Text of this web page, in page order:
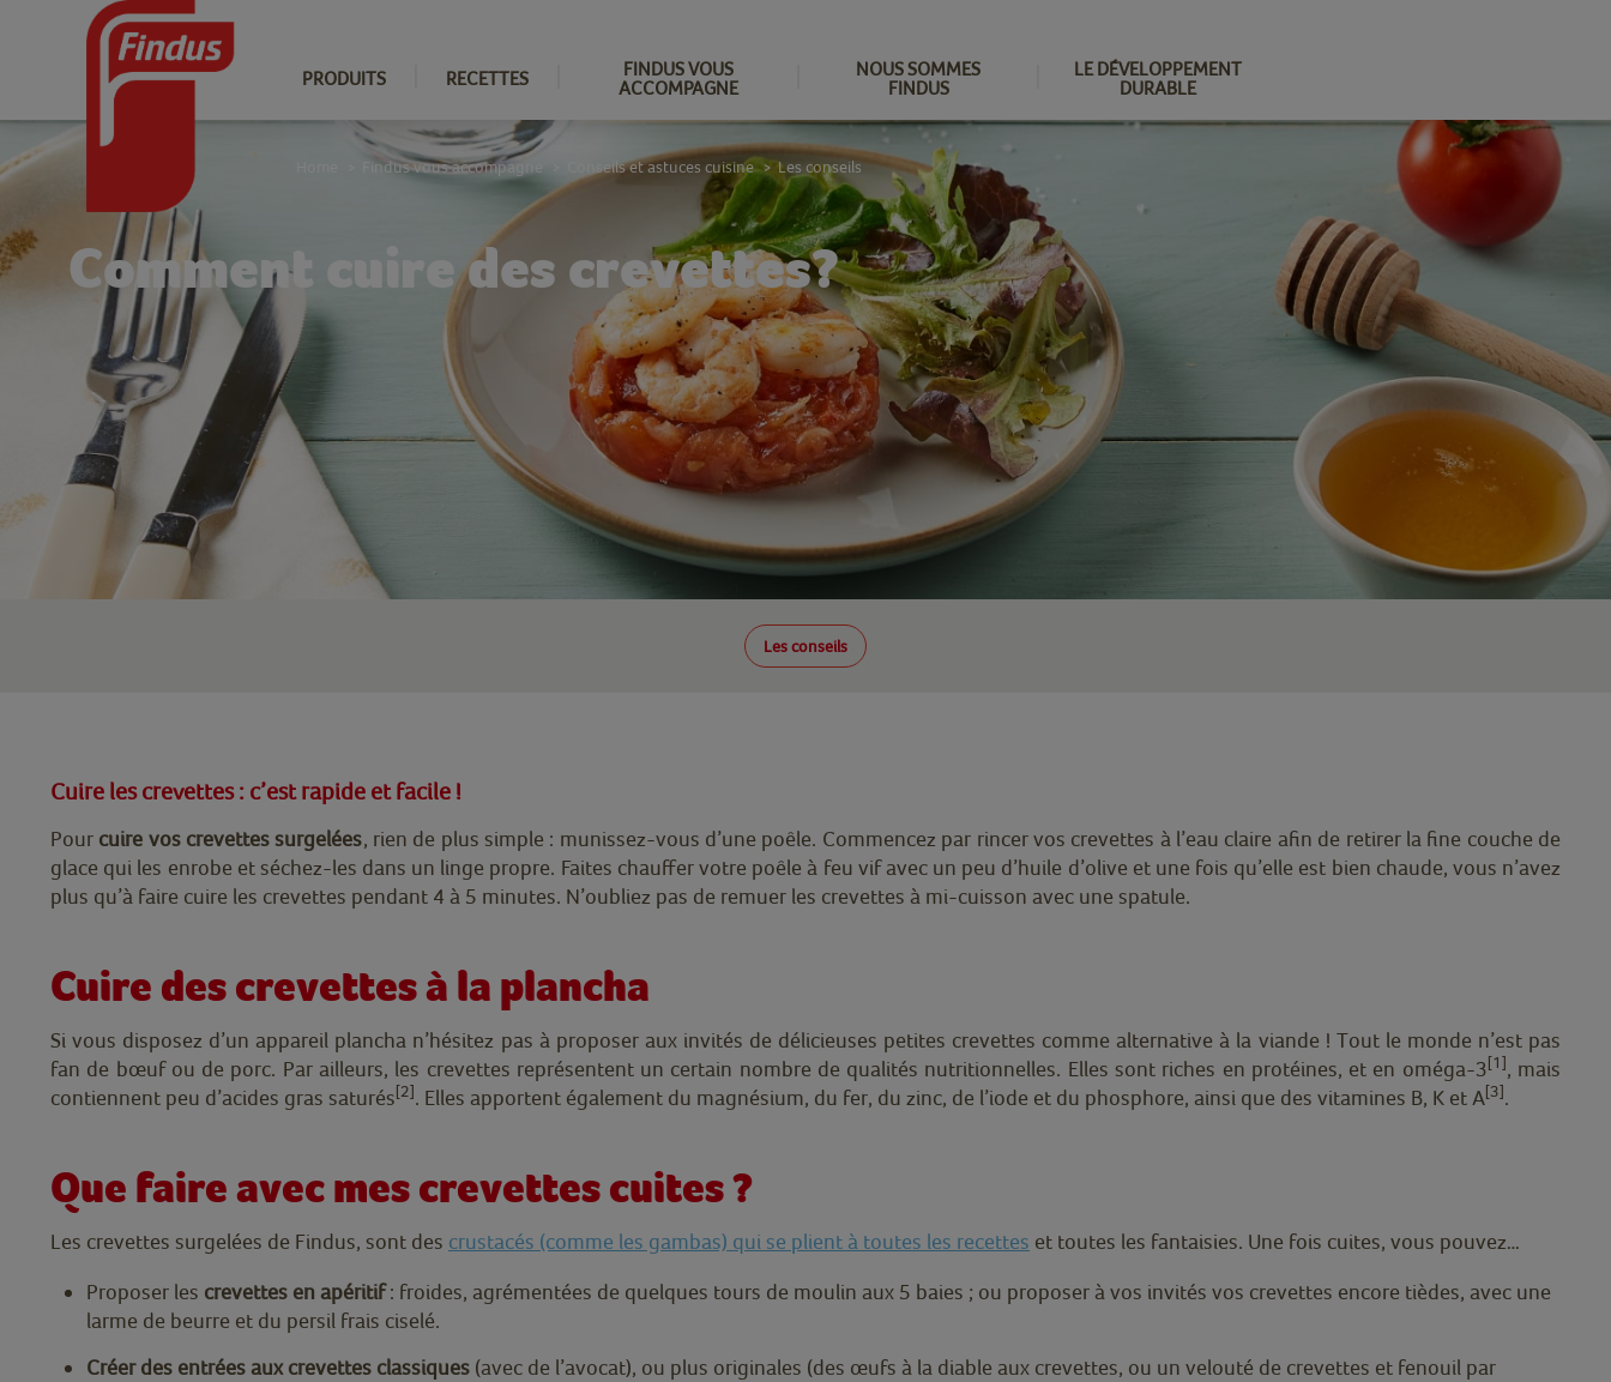
PRODUITS RECETTES
FINDUS VOUS
ACCOMPAGNE
NOUS SOMMES
FINDUS
LE DÉVELOPPEMENT
DURABLE
Comment cuire des crevettes?
Les conseils
Findus vous accompagne Conseils et astuces cuisine > Les conseils
Cuire les crevettes : c’est rapide et facile !
Pour cuire vos crevettes surgelées, rien de plus simple : munissez-vous d’une poêle. Commencez par rincer vos crevettes à l’eau claire afin de retirer la fine couche de
glace qui les enrobe et séchez-les dans un linge propre. Faites chauffer votre poêle à feu vif avec un peu d’huile d’olive et une fois qu’elle est bien chaude, vous n’avez
plus qu’à faire cuire les crevettes pendant 4 à 5 minutes. N’oubliez pas de remuer les crevettes à mi-cuisson avec une spatule.
Cuire des crevettes à la plancha
Si vous disposez d’un appareil plancha n’hésitez pas à proposer aux invités de délicieuses petites crevettes comme alternative à la viande ! Tout le monde n’est pas
fan de bœuf ou de porc. Par ailleurs, les crevettes représentent un certain nombre de qualités nutritionnelles. Elles sont riches en protéines, et en oméga-3[1], mais
contiennent peu d’acides gras saturés[2]. Elles apportent également du magnésium, du fer, du zinc, de l’iode et du phosphore, ainsi que des vitamines B, K et A[3].
Que faire avec mes crevettes cuites ?
Les crevettes surgelées de Findus, sont des crustacés (comme les gambas) qui se plient à toutes les recettes et toutes les fantaisies. Une fois cuites, vous pouvez…
Proposer les crevettes en apéritif: froides, agrémentées de quelques tours de moulin aux 5 baies ; ou proposer à vos invités vos crevettes encore tièdes, avec une
larme de beurre et du persil frais ciselé.
Créer des entrées aux crevettes classiques (avec de l’avocat), ou plus originales (des œufs à la diable aux crevettes, ou un velouté de crevettes et fenouil par